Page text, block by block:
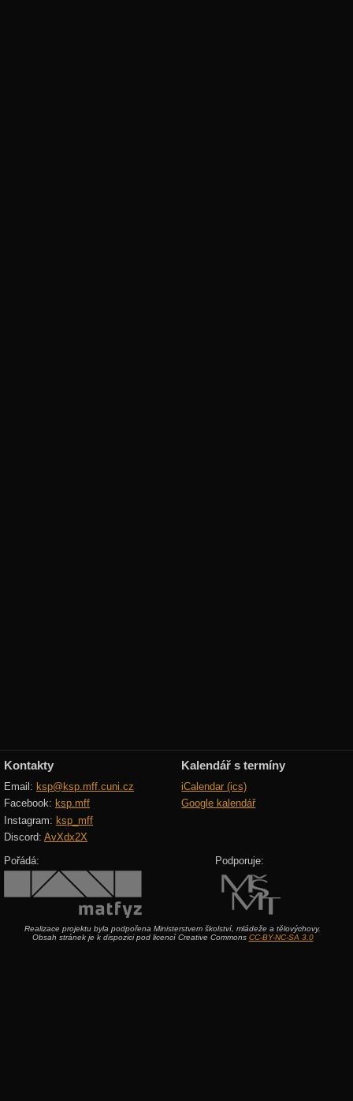
Kontakty
Email: ksp@ksp.mff.cuni.cz
Facebook: ksp.mff
Instagram: ksp_mff
Discord: AvXdx2X
Kalendář s termíny
iCalendar (ics)
Google kalendář
Pořádá: Podporuje:
Realizace projektu byla podpořena Ministerstvem školství, mládeže a tělovýchovy.
Obsah stránek je k dispozici pod licencí Creative Commons CC-BY-NC-SA 3.0